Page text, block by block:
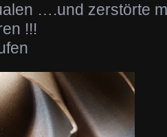
….und zerstörte
!!!